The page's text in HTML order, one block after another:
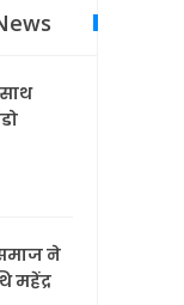
ने
महेंद्र